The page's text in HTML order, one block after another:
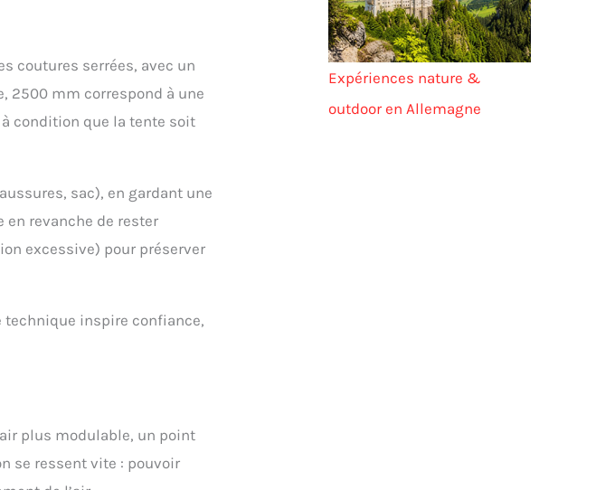
coutures serrées, avec un
2500 mm correspond à une
condition que la tente soit
sac), en gardant une
en revanche de rester
excessive) pour préserver
technique inspire confiance,
plus modulable, un point
se ressent vite : pouvoir
Expériences nature &
outdoor en Allemagne